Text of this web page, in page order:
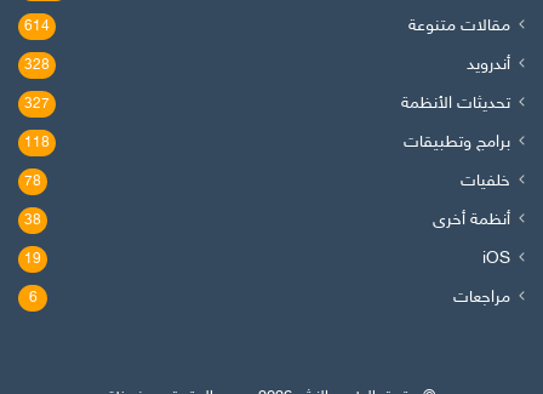
مقالات متنوعة 614
أندرويد 328
تحديثات الأنظمة 327
برامج وتطبيقات 118
خلفيات 78
أنظمة أخرى 38
iOS
19
مراجعات 6